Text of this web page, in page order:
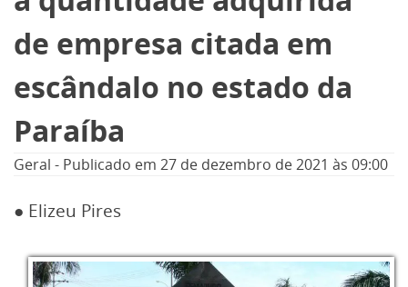
de empresa citada em
escândalo no estado da
Paraíba
Geral - Publicado em 27 de dezembro de 2021 às 09:00
● Elizeu Pires